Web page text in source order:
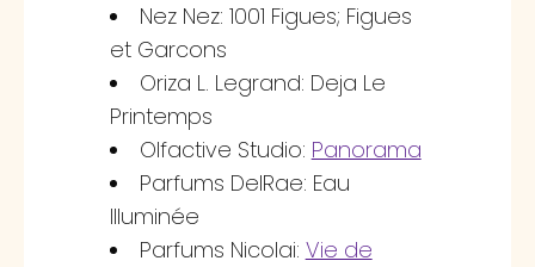
Nez Nez: 1001 Figues; Figues
et Garcons
Oriza L. Legrand: Deja Le
Printemps
Olfactive Studio: Panorama
Parfums DelRae: Eau
Illuminée
Parfums Nicolai: Vie de